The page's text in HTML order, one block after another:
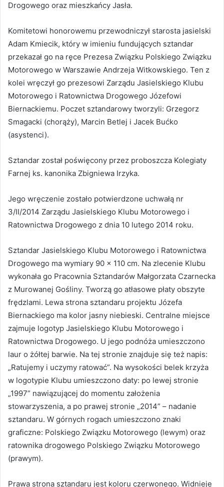
Drogowego oraz mieszkańcy Jasła.
Komitetowi honorowemu przewodniczył starosta jasielski
Adam Kmiecik, który w imieniu fundujących sztandar
przekazał go na ręce Prezesa Związku Polskiego Związku
Motorowego w Warszawie Andrzeja Witkowskiego. Ten z
kolei wręczył go prezesowi Zarządu Jasielskiego Klubu
Motorowego i Ratownictwa Drogowego Józefowi
Biernackiemu. Poczet sztandarowy tworzyli: Grzegorz
Smagacki (chorąży), Marcin Betlej i Jacek Bućko
(asystenci).
Sztandar został poświęcony przez proboszcza Kolegiaty
Farnej ks. kanonika Zbigniewa Irzyka.
Jego wręczenie zostało potwierdzone uchwałą nr
3/II/2014 Zarządu Jasielskiego Klubu Motorowego i
Ratownictwa Drogowego z dnia 10 lutego 2014 roku.
Sztandar Jasielskiego Klubu Motorowego i Ratownictwa
Drogowego ma wymiary 90 x 110 cm. Na zlecenie Klubu
wykonała go Pracownia Sztandarów Małgorzata Czarnecka
z Murowanej Gośliny. Tworzą go atłasowe płaty obszyte
frędzlami. Lewa strona sztandaru projektu Józefa
Biernackiego ma kolor jasny niebieski. Centralne miejsce
zajmuje logotyp Jasielskiego Klubu Motorowego i
Ratownictwa Drogowego. U jego podnóża umieszczono
laur o żółtej barwie. Na tej stronie znajduje się też napis:
„Ratujemy i uczymy ratować”. Na wysokości belek krzyża
w logotypie Klubu umieszczono daty: po lewej stronie
„1997” nawiązującej do momentu założenia
stowarzyszenia, a po prawej stronie „2014” – nadanie
sztandaru. W górnych rogach umieszczono znaki
graficzne: Polskiego Związku Motorowego (lewym) oraz
ratownika drogowego Polskiego Związku Motorowego
(prawym).
Prawa strona sztandaru jest koloru czerwonego. Widnieje